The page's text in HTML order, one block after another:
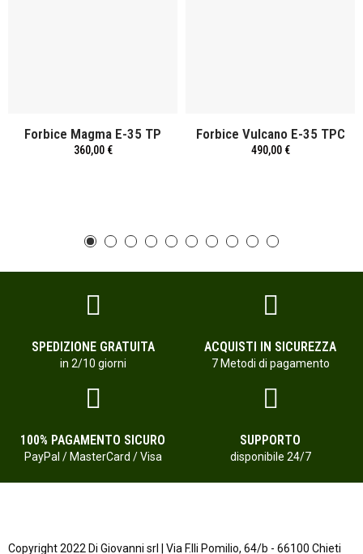
Forbice Magma E-35 TP
360,00 €
Forbice Vulcano E-35 TPC
490,00 €
SPEDIZIONE GRATUITA
in 2/10 giorni
ACQUISTI IN SICUREZZA
7 Metodi di pagamento
100% PAGAMENTO SICURO
PayPal / MasterCard / Visa
SUPPORTO
disponibile 24/7
Copyright 2022 Di Giovanni srl | Via F.lli Pomilio, 64/b - 66100 Chieti